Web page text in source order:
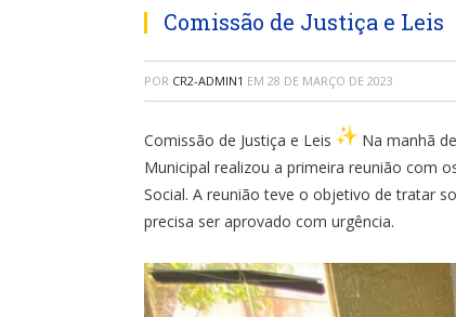
Comissão de Justiça e Leis
POR CR2-ADMIN1 EM 28 DE MARÇO DE 2023
Comissão de Justiça e Leis
Na manhã
Municipal realizou a primeira reunião com
Social. A reunião teve o objetivo de tratar
precisa ser aprovado com urgência.